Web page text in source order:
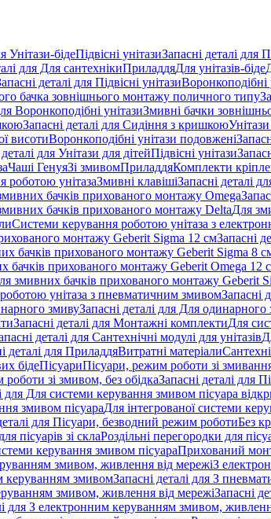
Унітази-бідеПідвісні унітазиЗапасні деталі для
для Для сантехнікиПриладдяДля унітазів-біде
деталі для Підвісні унітазиВоронкоподібні
бачка зовнішнього монтажу поличного типу
Воронкоподібні унітазиЗмивні бачки
Запасні деталі для Сидіння з кришкою
висотиВоронкоподібні унітази подовжені
для Унітази для дітейПідвісні унітази
Чаші ГенуяЗі змивомПриладдяКомплекти
роботою унітазаЗмивні клавішіЗапасні деталі
бачків прихованого монтажу Omega
бачків прихованого монтажу DeltaДля
Системи керування роботою унітаза з
монтажу Geberit Sigma 12 смЗапасні
бачків прихованого монтажу Geberit Sigma 8
бачків прихованого монтажу Geberit Omega 12
змивних бачків прихованого монтажу Geberit
унітаза з пневматичним змивомЗапасні
змивуЗапасні деталі для Для одинарного
Запасні деталі для Монтажні комплектиДля
деталі для Сантехнічні модулі для унітазів
деталі для ПриладдяВитратні матеріали
бідеПісуариПісуари, режим роботи зі
зі змивом, без обідкаЗапасні деталі для
для Для системи керування змивом пісуара
змивом пісуараДля інтегрованої системи
для Пісуари, безводний режим роботиБез
пісуарів зі склаРоздільні перегородки для
керування змивом пісуараПрихований
змивом, живлення від мережіЗ
керуванням змивомЗапасні деталі для З
змивом, живлення від мережіЗапасні
для З електронним керуванням змивом,